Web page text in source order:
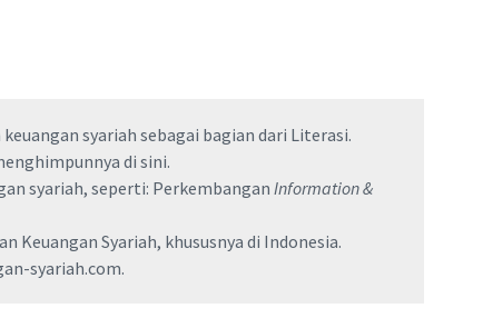
syariah sebagai bagian dari Literasi.
di sini.
syariah, seperti: Perkembangan Information &
Syariah, khususnya di Indonesia.
syariah.com.